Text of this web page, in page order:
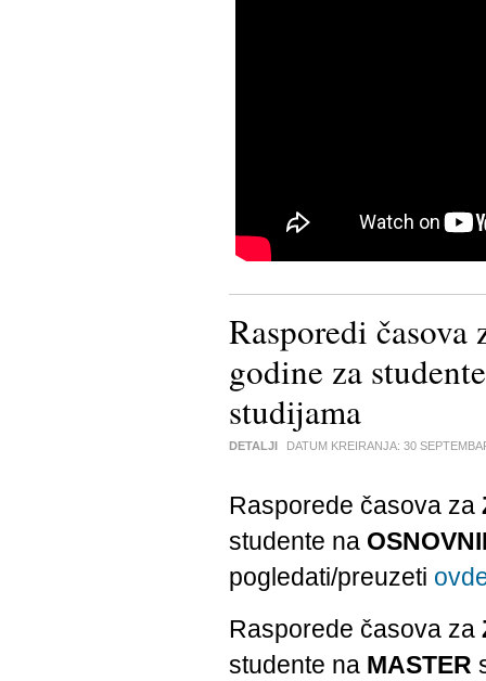
Rasporedi
godine za
studijama
DETALJI DATUM KREIRANJA: 30
Rasporede časova za
studente na
pogledati/preuzeti
Rasporede časova za
studente na MASTER